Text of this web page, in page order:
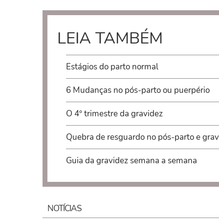
LEIA TAMBÉM
Estágios do parto normal
6 Mudanças no pós-parto ou puerpério
O 4º trimestre da gravidez
Quebra de resguardo no pós-parto e
Guia da gravidez semana a semana
NOTÍCIAS